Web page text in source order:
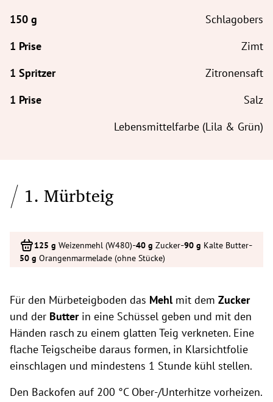
Schlagobers
Zimt
Zitronensaft
Salz
Lebensmittelfarbe (Lila & Grün)
1. Mürbteig
Weizenmehl (W480)- Zucker- Kalte Butter-
Orangenmarmelade (ohne Stücke)
Für den Mürbeteigboden das Mehl mit dem Zucker
und der Butter in eine Schüssel geben und mit den
Händen rasch zu einem glatten Teig verkneten. Eine
flache Teigscheibe daraus formen, in Klarsichtfolie
einschlagen und mindestens 1 Stunde kühl stellen.
Den Backofen auf 200 °C Ober-/Unterhitze vorheizen.